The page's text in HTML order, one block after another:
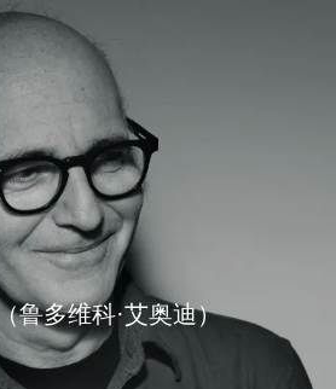
（鲁多维科·艾奥迪）